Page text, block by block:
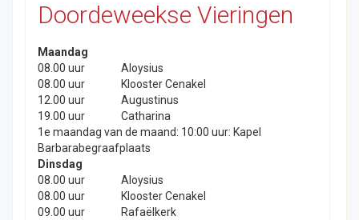
Doordeweekse Vieringen
Maandag
08.00 uur
Aloysius
08.00 uur
Klooster Cenakel
12.00 uur
Augustinus
19.00 uur
Catharina
1e maandag van de maand: 10:00 uur: Kapel
Barbarabegraafplaats
Dinsdag
08.00 uur
Aloysius
08.00 uur
Klooster Cenakel
09.00 uur
Rafaëlkerk